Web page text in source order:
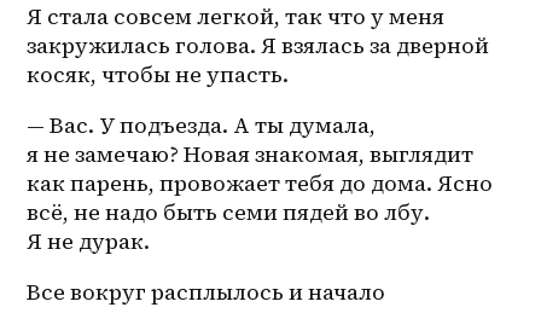
Я стала совсем легкой, так что у меня
закружилась голова. Я взялась за дверной
косяк, чтобы не упасть.
— Вас. У подъезда. А ты думала,
я не замечаю? Новая знакомая, выглядит
как парень, провожает тебя до дома. Ясно
всё, не надо быть семи пядей во лбу.
Я не дурак.
Все вокруг расплылось и начало